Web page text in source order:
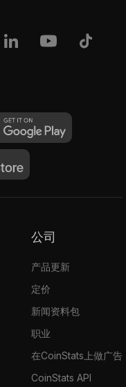
公司
产品更新
定价
新闻资料包
职业
在CoinStats上做广告
CoinStats API